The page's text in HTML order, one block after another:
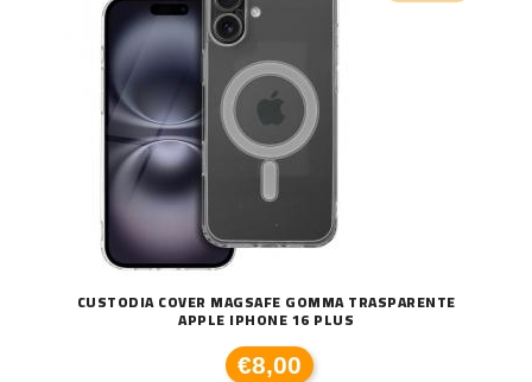
CUSTODIA COVER MAGSAFE GOMMA TRASPARENTE
APPLE IPHONE 16 PLUS
€8,00